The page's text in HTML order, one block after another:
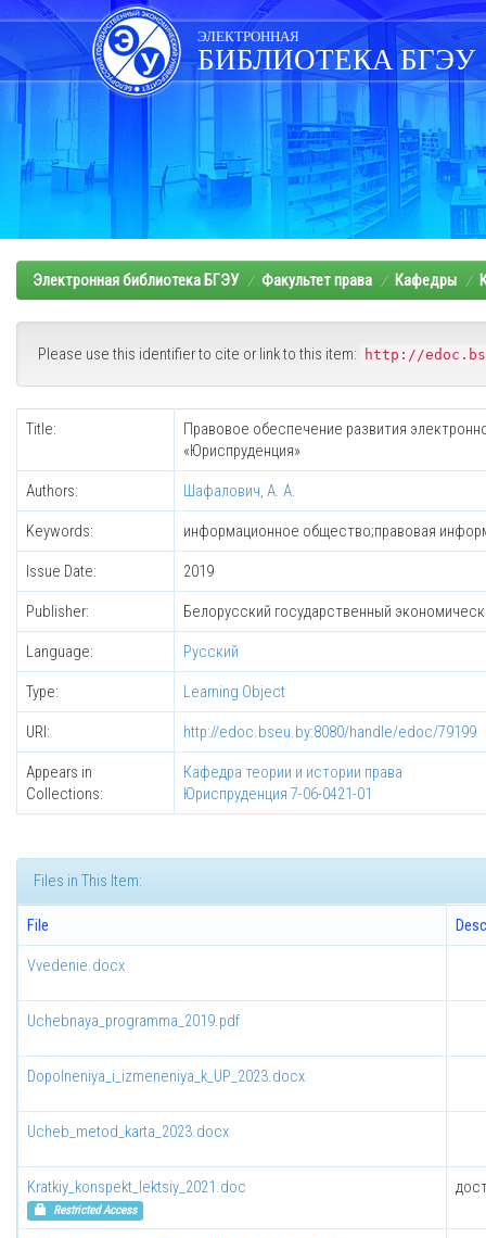
Skip
navigation
ЭЛЕКТРОННАЯ
БИБЛИОТЕКА БГЭУ
Электронная библиотека БГЭУ Факультет права Кафедры
Please use this identifier to cite or link to this item: http://
Title:
Правовое обеспечение развития
«Юриспруденция»
Authors: Шафалович, А. А.
Keywords: информационное общество;правовая
Issue Date: 2019
Publisher: Белорусский государственный
Language: Русский
Type: Learning Object
URI: http://edoc.bseu.by:8080/handle/edoc/79199
Appears in
Collections:
Кафедра теории и истории права
Юриспруденция 7-06-0421-01
Files in This Item:
File
Vvedenie.docx
Uchebnaya_programma_2019.pdf
Dopolneniya_i_izmeneniya_k_UP_2023.docx
Ucheb_metod_karta_2023.docx
Kratkiy_konspekt_lektsiy_2021.doc
Restricted Access